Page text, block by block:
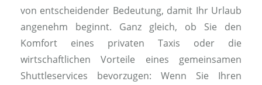
von entscheidender Bedeutung, damit Ihr Urlaub
angenehm beginnt. Ganz gleich, ob Sie den
Komfort eines privaten Taxis oder die
wirtschaftlichen Vorteile eines gemeinsamen
Shuttleservices bevorzugen: Wenn Sie Ihren